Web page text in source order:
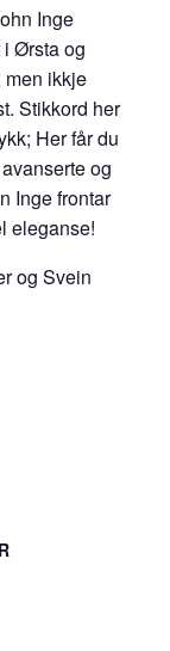
Inge
i Ørsta og
ikkje
Stikkord her
Her får du
og
Inge frontar
eleganse!
og Svein